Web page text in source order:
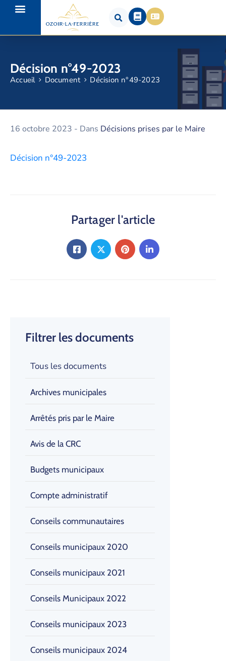
Décision n°49-2023
Accueil Document Décision n°49-2023
Filtrer les documents
Tous les documents
Archives municipales
Arrêtés pris par le Maire
Avis de la CRC
Budgets municipaux
Compte administratif
Conseils communautaires
Conseils municipaux 2020
Conseils municipaux 2021
Conseils Municipaux 2022
Conseils municipaux 2023
Conseils municipaux 2024
16 octobre 2023 - Dans Décisions prises par le Maire
Décision n°49-2023
Partager l'article